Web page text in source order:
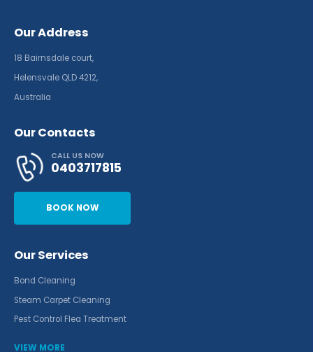
Our Address
18 Bairnsdale court,
Helensvale QLD 4212,
Australia
Our Contacts
CALL US NOW
0403717815
BOOK NOW
Our Services
Bond Cleaning
Steam Carpet Cleaning
Pest Control Flea Treatment
VIEW MORE